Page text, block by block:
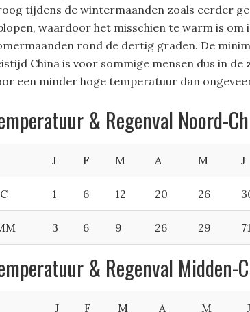
tijdens de wintermaanden zoals eerder
waardoor het misschien te warm is
rond de dertig graden. De
China is voor sommige mensen dus in
een minder hoge temperatuur dan
& Regenval Noord-
J F M A M J
1 6 12 20 26
3 6 9 26 29 71
& Regenval Midden-
J F M A M J